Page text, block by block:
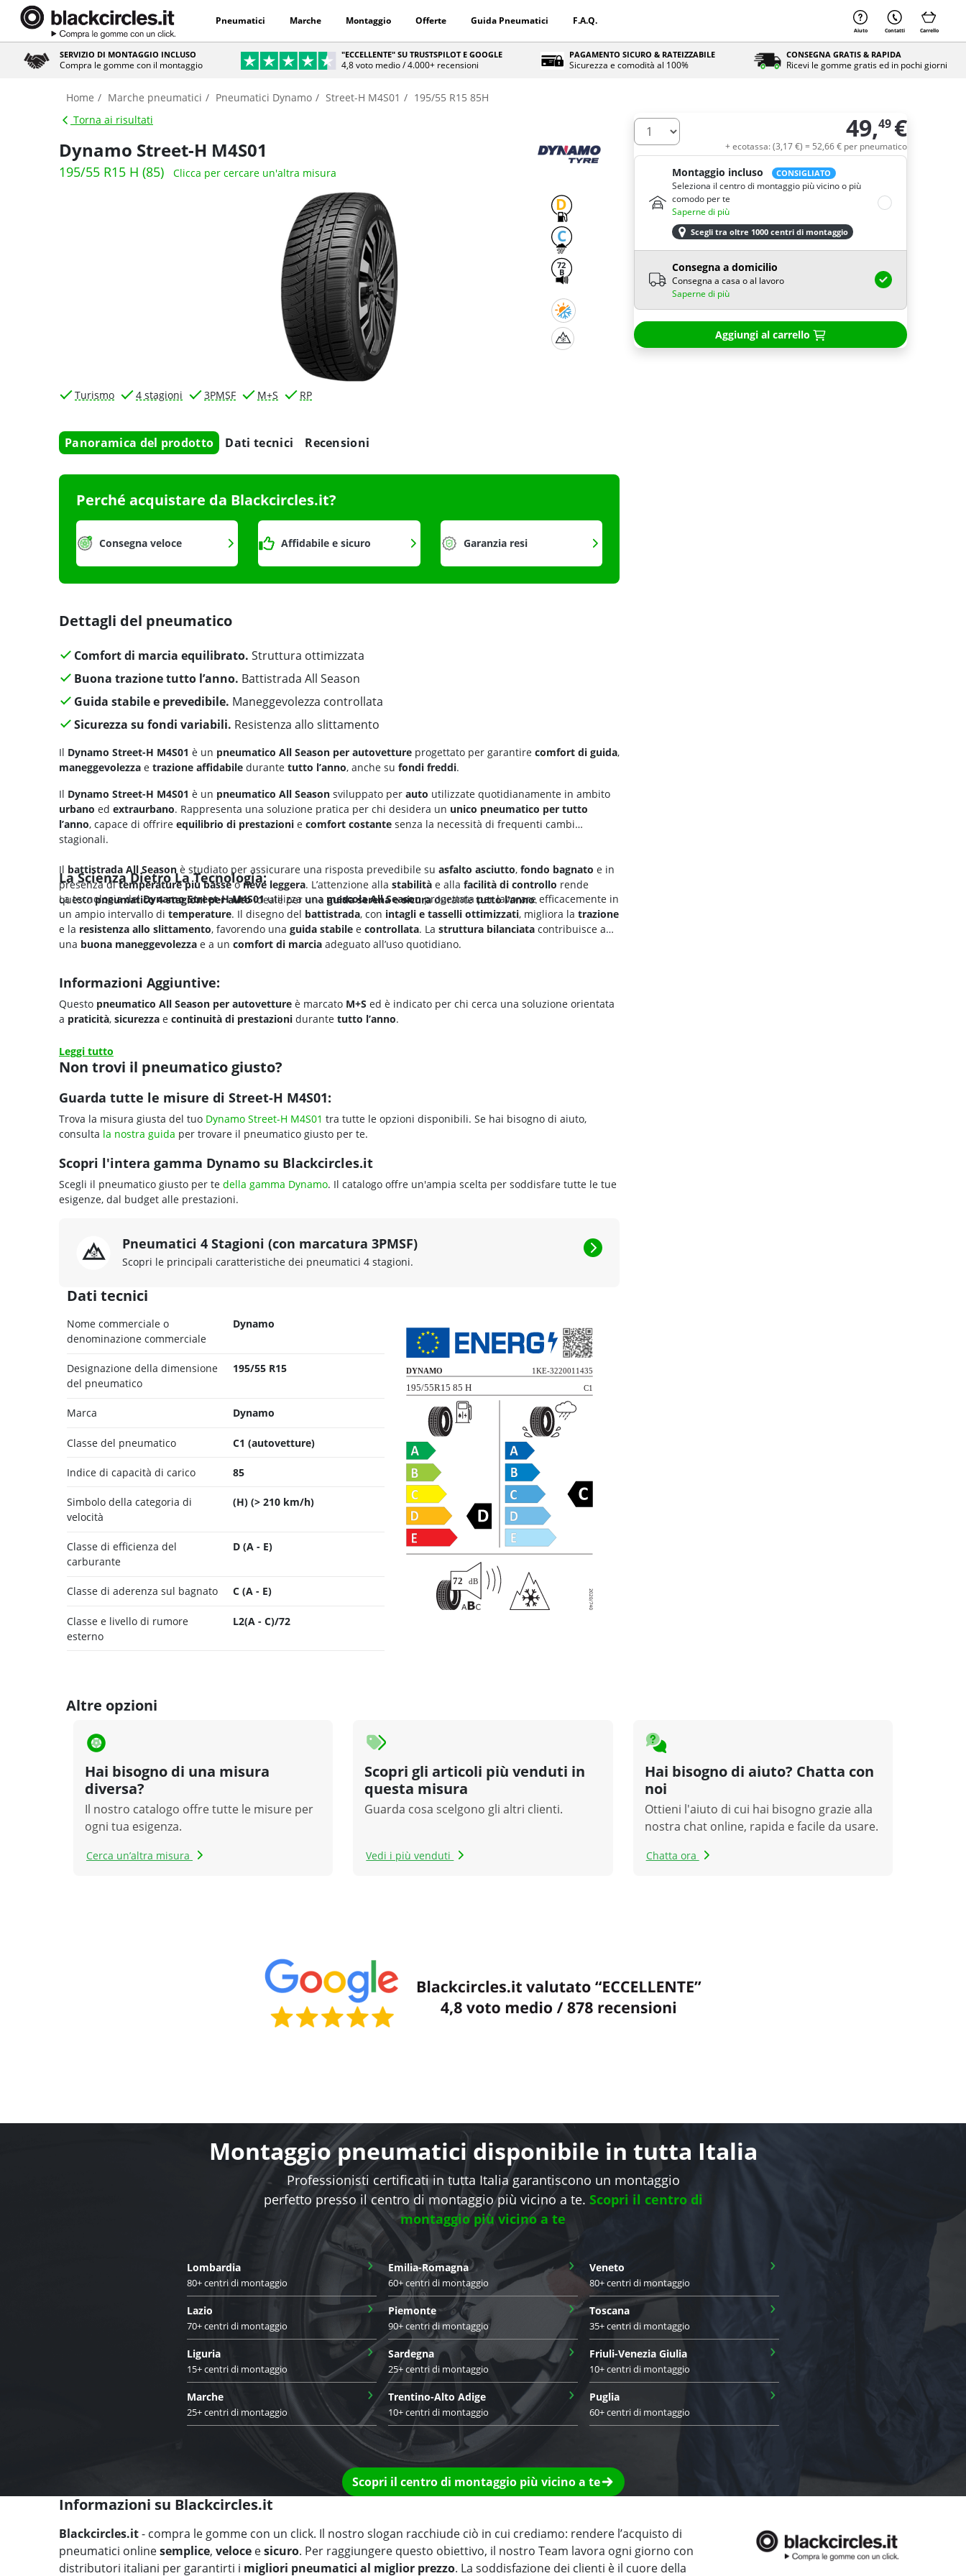
Pneumatici Marche Montaggio Offerte Guida Pneumatici F.A.Q.
Aiuto Contatti Carrello
SERVIZIO DI MONTAGGIO INCLUSO
Compra le gomme con il montaggio
"ECCELLENTE" SU TRUSTSPILOT E GOOGLE
4,8 voto medio / 4.000+ recensioni
PAGAMENTO SICURO & RATEIZZABILE
Sicurezza e comodità al 100%
CONSEGNA GRATIS & RAPIDA
Ricevi le gomme gratis ed in pochi giorni
Home Marche pneumatici Pneumatici Dynamo Street-H M4S01
195/55 R15 85H
Torna ai risultati
Dynamo Street-H M4S01
195/55 R15 H (85) Clicca per cercare un'altra misura
D
C
72
B
Turismo 4 stagioni 3PMSF M+S RP
Panoramica del prodotto Dati tecnici Recensioni
Perché acquistare da Blackcircles.it?
Consegna veloce Affidabile e sicuro Garanzia resi
Dettagli del pneumatico
Comfort di marcia equilibrato. Struttura ottimizzata
Buona trazione tutto l’anno. Battistrada All Season
Guida stabile e prevedibile. Maneggevolezza controllata
Sicurezza su fondi variabili. Resistenza allo slittamento
Il Dynamo Street-H M4S01 è un pneumatico All Season per autovetture progettato per garantire comfort di guida,
maneggevolezza e trazione affidabile durante tutto l’anno, anche su fondi freddi.
Il Dynamo Street-H M4S01 è un pneumatico All Season sviluppato per auto utilizzate quotidianamente in ambito
urbano ed extraurbano. Rappresenta una soluzione pratica per chi desidera un unico pneumatico per tutto
l’anno, capace di offrire equilibrio di prestazioni e comfort costante senza la necessità di frequenti cambi
stagionali.
Il battistrada All Season è studiato per assicurare una risposta prevedibile su asfalto asciutto, fondo bagnato e in
presenza ditemperature più basseoneve leggera. L’attenzione alla stabilità e alla facilità di controllo rende
questopneumatico 4 stagioni per autoideale per una guida serenaesicuradurantetutto l’anno.
La Scienza Dietro La Tecnologia:
La tecnologia delDynamo Street-H M4S01utilizza una mescola All Seasonprogettata per lavorare efficacemente in
un ampio intervallo di temperature. Il disegno del battistrada, con intagli e tasselli ottimizzati, migliora la trazione
e la resistenza allo slittamento, favorendo una guida stabile e controllata. La struttura bilanciata contribuisce a
una buona maneggevolezza e a un comfort di marcia adeguato all’uso quotidiano.
Informazioni Aggiuntive:
Questo pneumatico All Season per autovetture è marcato M+S ed è indicato per chi cerca una soluzione orientata
a praticità, sicurezza e continuità di prestazioni durante tutto l’anno.
Leggi tutto
Non trovi il pneumatico giusto?
Guarda tutte le misure di Street-H M4S01:
Trova la misura giusta del tuo Dynamo Street-H M4S01 tra tutte le opzioni disponibili. Se hai bisogno di aiuto,
consulta la nostra guida per trovare il pneumatico giusto per te.
Scopri l'intera gamma Dynamo su Blackcircles.it
Scegli il pneumatico giusto per te della gamma Dynamo. Il catalogo offre un'ampia scelta per soddisfare tutte le tue
esigenze, dal budget alle prestazioni.
Pneumatici 4 Stagioni (con marcatura 3PMSF)
Scopri le principali caratteristiche dei pneumatici 4 stagioni.
Dati tecnici
Nome commerciale o
denominazione commerciale
Dynamo
Designazione della dimensione
del pneumatico
195/55 R15
Marca Dynamo
Classe del pneumatico C1 (autovetture)
Indice di capacità di carico 85
Simbolo della categoria di
velocità
(H) (> 210 km/h)
Classe di efficienza del
carburante
D (A - E)
Classe di aderenza sul bagnato C (A - E)
Classe e livello di rumore
esterno
L2(A - C)/72
Quantità 49,49 €
+ ecotassa: (3,17€) = 52,66€ per pneumatico
Montaggio incluso CONSIGLIATO
Seleziona il centro di montaggio più vicino o più
comodo per te
Saperne di più
Scegli tra oltre 1000 centri di montaggio
Consegna a domicilio
Consegna a casa o al lavoro
Saperne di più
Aggiungi al carrello
Altre opzioni
Hai bisogno di una misura
diversa?
Il nostro catalogo offre tutte le misure per
ogni tua esigenza.
Cerca un’altra misura
Scopri gli articoli più venduti in
questa misura
Guarda cosa scelgono gli altri clienti.
Vedi i più venduti
Hai bisogno di aiuto? Chatta con
noi
Ottieni l'aiuto di cui hai bisogno grazie alla
nostra chat online, rapida e facile da usare.
Chatta ora
Montaggio pneumatici disponibile in tutta Italia
Professionisti certificati in tutta Italia garantiscono un montaggio
perfetto presso il centro di montaggio più vicino a te. Scopri il centro di
montaggio più vicino a te
Lombardia
80+ centri di montaggio
› Emilia-Romagna
60+ centri di montaggio
› Veneto
80+ centri di montaggio
›
Lazio
70+ centri di montaggio
› Piemonte
90+ centri di montaggio
› Toscana
35+ centri di montaggio
›
Liguria
15+ centri di montaggio
› Sardegna
25+ centri di montaggio
› Friuli-Venezia Giulia
10+ centri di montaggio
›
Marche
25+ centri di montaggio
› Trentino-Alto Adige
10+ centri di montaggio
› Puglia
60+ centri di montaggio
›
Scopri il centro di montaggio più vicino a te
Informazioni su Blackcircles.it
Blackcircles.it- compra le gomme con un click. Il nostro slogan racchiude ciò in cui crediamo: rendere l’acquisto di
pneumatici onlinesemplice, veloce esicuro. Per raggiungere questo obiettivo, il nostro Team lavora ogni giorno con
distributori italiani per garantirti i migliori pneumatici al miglior prezzo. La soddisfazione dei clienti è il cuore della